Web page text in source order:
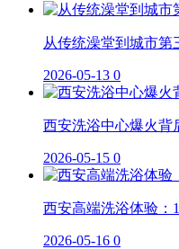
从传统澡堂到城市
2026-05-13 0
西安洗浴中心爆火背
2026-05-15 0
西安高端洗浴体验：
2026-05-16 0